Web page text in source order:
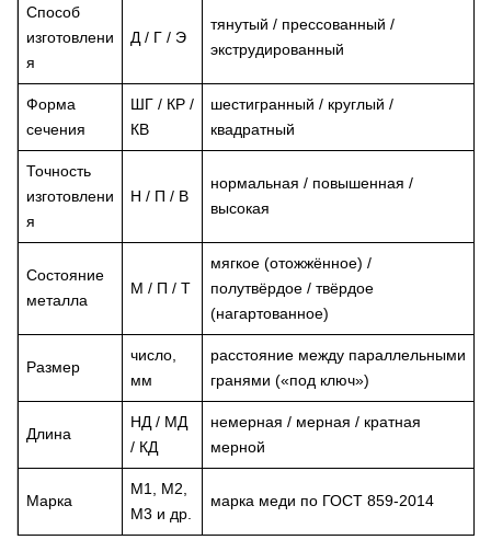
Способ
изготовлени
я
Д / Г / Э
тянутый / прессованный /
экструдированный
Форма
сечения
ШГ / КР /
КВ
шестигранный / круглый /
квадратный
Точность
изготовлени
я
Н / П / В
нормальная / повышенная /
высокая
Состояние
металла
М / П / Т
мягкое (отожжённое) /
полутвёрдое / твёрдое
(нагартованное)
Размер
число,
мм
расстояние между параллельными
гранями («под ключ»)
Длина
НД / МД
/ КД
немерная / мерная / кратная
мерной
Марка
М1, М2,
М3 и др.
марка меди по ГОСТ 859-2014